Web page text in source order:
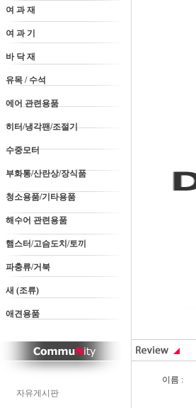
여 과 재
여 과 기
바 닥 재
유목 / 수석
에어 관련용품
히터/냉각팬/조절기
수중모터
부화통/산란상/장식품
청소용품/기타용품
해수어 관련용품
햄스터/고슴도치/토끼
파충류/거북
새 (조류)
애견용품
자유게시판
이름 :